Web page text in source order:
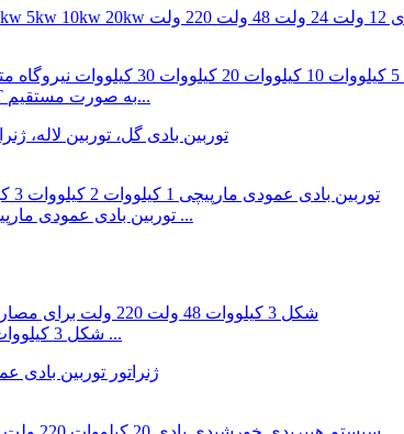
توربین بادی عمودی 3 کیلووات 5 کیلوواتی ساخت کارخانه FLYT به صورت مستقیم...
توربین بادی عمودی مارپیچی 1 کیلووات 2 کیلووات 3 کیلووات 5 کیلووات 12 ولت-96 ولت ...
موتور القایی عمودی Q شکل 3 کیلووات 48 ولت 220 ولت جایگزین بدون هسته ...